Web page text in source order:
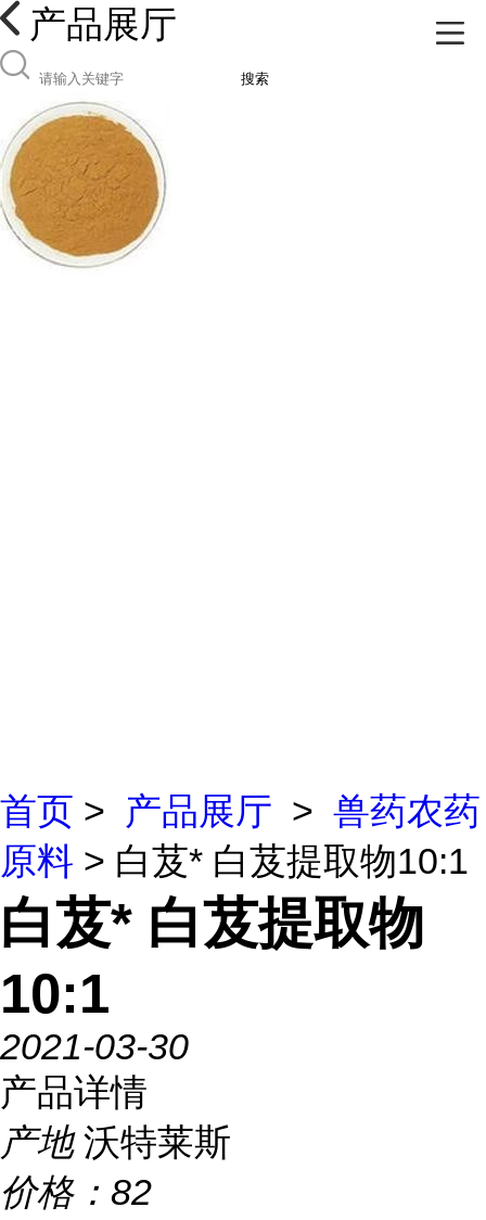
产品展厅
搜索
首页 > 产品展厅 > 兽药农药
原料 > 白芨* 白芨提取物10:1
白芨* 白芨提取物
10:1
2021-03-30
产品详情
产地 沃特莱斯
价格： 82